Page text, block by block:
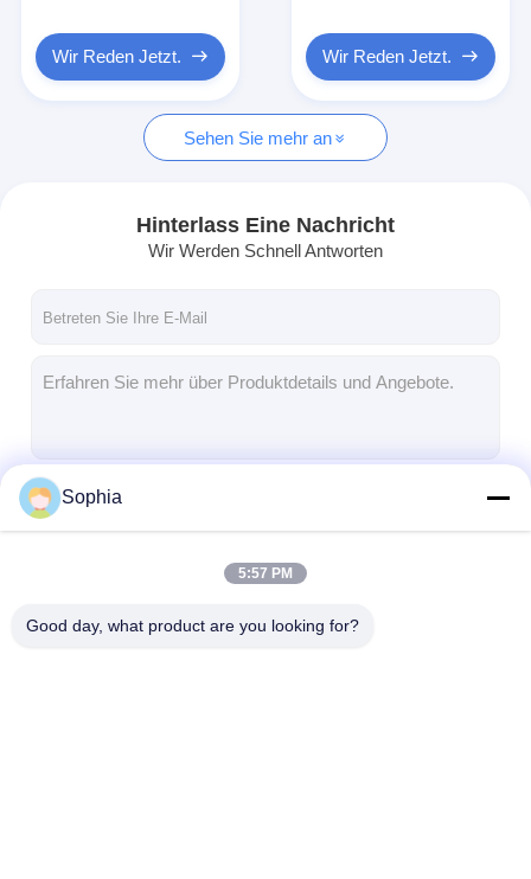
Klebendes Isolierungs-Band
Glasgewebe-Isolierungs-Band
Hitzebeständiges Isolierungs-Band
Polyimide-Film-Klebstreifen
Aluminiumfolie-Klebstreifen
Aluminiumfolie-Fiberglas-Stoff
Stoff-Panzerklebeband
Doppeltes mit Seiten versehener Klebstreifen
Wir Reden Jetzt. Wir Reden Jetzt.
Sehen Sie mehr an
Hinterlass Eine Nachricht
Wir Werden Schnell Antworten
Sophia
5:57 PM
Good day, what product are you looking for?